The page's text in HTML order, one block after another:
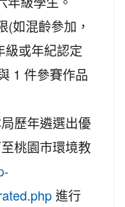
(如混齡參加，
級或年紀認定
1 件參賽作品
歷年遴選出優
桃園市環境教
進行